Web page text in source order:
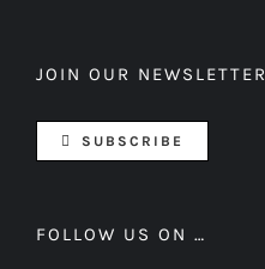
JOIN OUR NEWSLETTER
SUBSCRIBE
FOLLOW US ON …